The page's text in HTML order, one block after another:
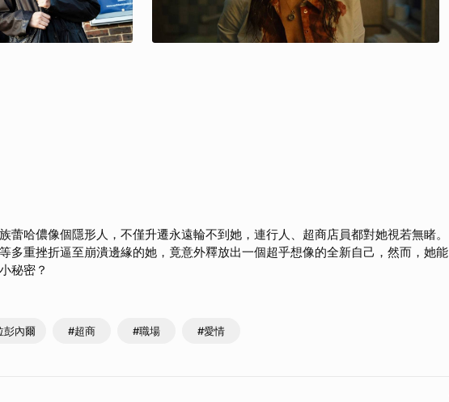
蕾哈儂像個隱形人，不僅升遷永遠輪不到她，連行人、超商店員都對她視若無睹。
多重挫折逼至崩潰邊緣的她，竟意外釋放出一個超乎想像的全新自己，然而，她能
秘密？
彭內爾 #超商 #職場 #愛情